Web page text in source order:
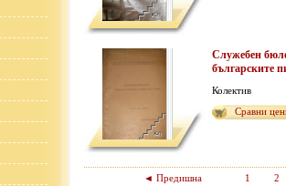
Служебен
българските
Колектив
Сравни
◄ Предишна 1 2